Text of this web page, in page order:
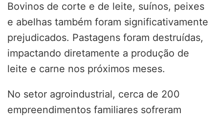
Bovinos de corte e de leite, suínos, peixes
e abelhas também foram significativamente
prejudicados. Pastagens foram destruídas,
impactando diretamente a produção de
leite e carne nos próximos meses.
No setor agroindustrial, cerca de 200
empreendimentos familiares sofreram